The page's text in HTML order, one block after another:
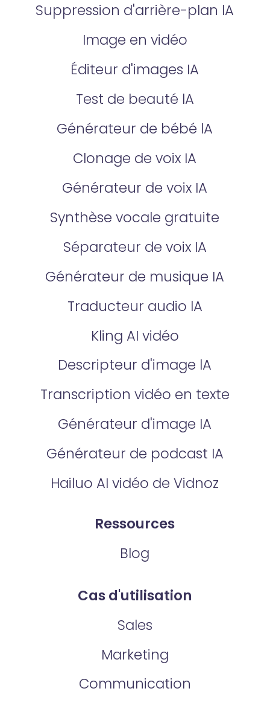
Suppression d'arrière-plan lA
Image en vidéo
Éditeur d'images IA
Test de beauté lA
Générateur de bébé lA
Clonage de voix IA
Générateur de voix IA
Synthèse vocale gratuite
Séparateur de voix IA
Générateur de musique IA
Traducteur audio lA
Kling AI vidéo
Descripteur d'image lA
Transcription vidéo en texte
Générateur d'image IA
Générateur de podcast IA
Hailuo AI vidéo de Vidnoz
Ressources
Blog
Cas d'utilisation
Sales
Marketing
Communication